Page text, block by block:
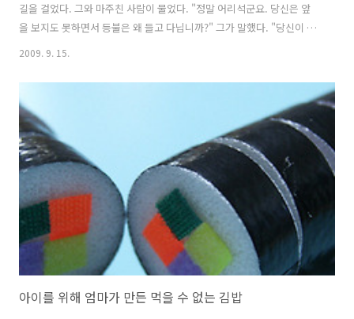
길을 걸었다. 그와 마주친 사람이 물었다. "정말 어리석군요. 당신은 앞
을 보지도 못하면서 등불은 왜 들고 다닙니까?" 그가 말했다. "당신이 나
와 부딪히지 않게 하려고요. 이 등불은 나를 위한 것이 아니라 당신을 위
기도 하고, 그 반대로 감동하고, 고마움을 느낄때도 있죠... 이런 감정들
을 느끼게 하는 사소한 일이란, 아마도 작은 배려가 아닐까 생각해 봅니
다. 음식점만 해도 그렇죠...주인이나, 종업원의 작은 배려 때문에, 그 집
을 홍보도 하고, 단골도 되고... 반대로, 아주 작은 일 하나때문에, 다시는
그 음식점은 찾지 않게 되는 일들이 있는 것 같습니다..
2009. 9. 15.
아이를 위해 엄마가 만든 먹을 수 없는 김밥